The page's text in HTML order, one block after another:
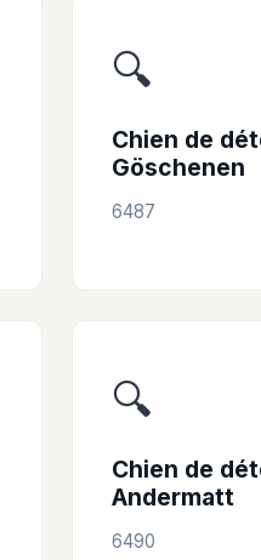
🔍
Chien de
Göschenen
6487
🔍
Chien de
Andermatt
6490